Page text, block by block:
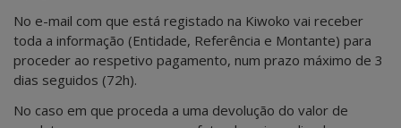
No e-mail com que está registado na Kiwoko vai receber
toda a informação (Entidade, Referência e Montante) para
proceder ao respetivo pagamento, num prazo máximo de 3
dias seguidos (72h).
No caso em que proceda a uma devolução do valor de